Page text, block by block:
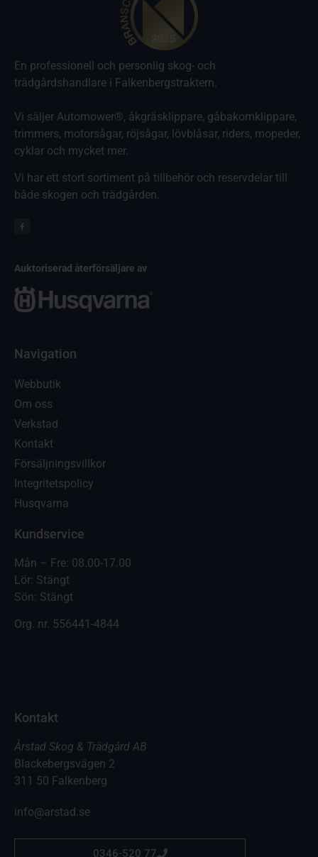
En professionell och personlig skog- och
trädgårdshandlare i Falkenbergstraktern.
Vi säljer Automower®, åkgräsklippare, gåbakomklippare,
trimmers, motorsågar, röjsågar, lövblåsar, riders, mopeder,
cyklar och mycket mer.
Vi har ett stort sortiment på tillbehör och reservdelar till
både skogen och trädgården.
Auktoriserad återförsäljare av
Navigation
Webbutik
Om oss
Verkstad
Kontakt
Försäljningsvillkor
Integritetspolicy
Husqvarna
Kundservice
Mån – Fre: 08.00-17.00
Lör: Stängt
Sön: Stängt
Org. nr. 556441-4844
Kontakt
Årstad Skog & Trädgård AB
Blackebergsvägen 2
311 50 Falkenberg
info@arstad.se
0346-520 77